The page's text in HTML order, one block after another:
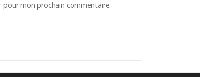
mon prochain commentaire.